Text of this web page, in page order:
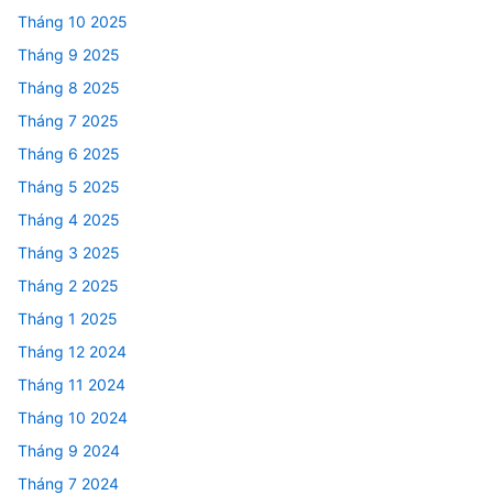
Tháng 10 2025
Tháng 9 2025
Tháng 8 2025
Tháng 7 2025
Tháng 6 2025
Tháng 5 2025
Tháng 4 2025
Tháng 3 2025
Tháng 2 2025
Tháng 1 2025
Tháng 12 2024
Tháng 11 2024
Tháng 10 2024
Tháng 9 2024
Tháng 7 2024